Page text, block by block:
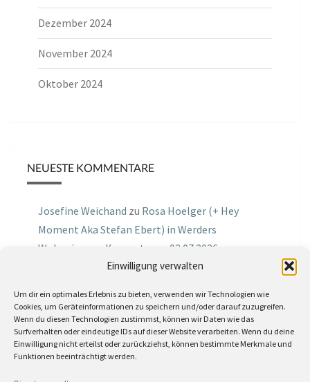
Einwilligung verwalten
Um dir ein optimales Erlebnis zu bieten, verwenden wir Technologien wie
Cookies, um Geräteinformationen zu speichern und/oder darauf zuzugreifen.
Wenn du diesen Technologien zustimmst, können wir Daten wie das
Surfverhalten oder eindeutige IDs auf dieser Website verarbeiten. Wenn du deine
Einwilligung nicht erteilst oder zurückziehst, können bestimmte Merkmale und
Funktionen beeinträchtigt werden.
Dezember 2024
November 2024
Oktober 2024
NEUESTE KOMMENTARE
Josefine Weichand zu Rosa Hoelger (+ Hey
Moment Aka Stefan Ebert) in Werders
Wohnzimmer Konzerte am 03.07.2026
Podcast Nr.01 vom 08.09.2025 mit Joe Astray
MIRI IN THE GREENzuMiri in the Green in der
Hemingway Lounge, am 30.05.2026